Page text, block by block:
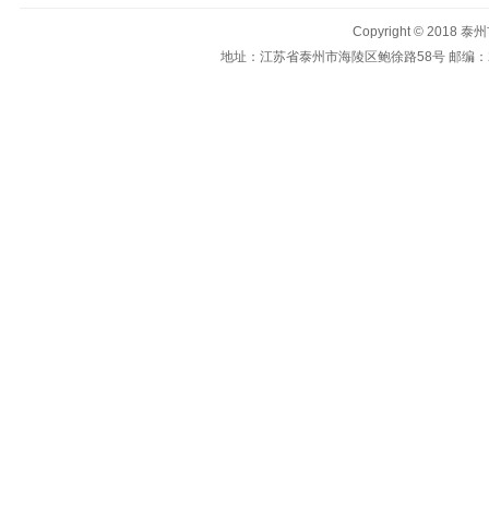
Copyright © 2018 泰
地址： 江苏省泰州市海陵区鲍徐路58号 邮编